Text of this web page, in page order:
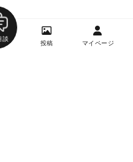
談
投稿 マイページ